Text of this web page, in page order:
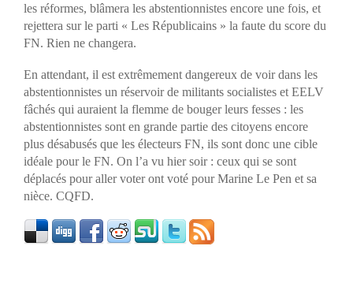
les réformes, blâmera les abstentionnistes encore une fois, et
rejettera sur le parti « Les Républicains » la faute du score du
FN. Rien ne changera.
En attendant, il est extrêmement dangereux de voir dans les
abstentionnistes un réservoir de militants socialistes et EELV
fâchés qui auraient la flemme de bouger leurs fesses : les
abstentionnistes sont en grande partie des citoyens encore
plus désabusés que les électeurs FN, ils sont donc une cible
idéale pour le FN. On l’a vu hier soir : ceux qui se sont
déplacés pour aller voter ont voté pour Marine Le Pen et sa
nièce. CQFD.